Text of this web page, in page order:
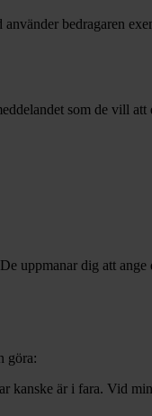
bedragaren
som de vill
uppmanar dig att ange
göra:
kanske är i fara. Vid